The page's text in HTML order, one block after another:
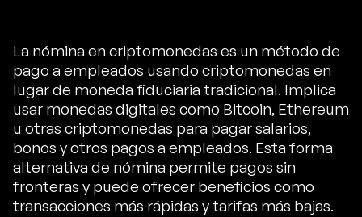
La nómina en criptomonedas es un método de
pago a empleados usando criptomonedas en
lugar de moneda fiduciaria tradicional. Implica
usar monedas digitales como Bitcoin, Ethereum
u otras criptomonedas para pagar salarios,
bonos y otros pagos a empleados. Esta forma
alternativa de nómina permite pagos sin
fronteras y puede ofrecer beneficios como
transacciones más rápidas y tarifas más bajas.